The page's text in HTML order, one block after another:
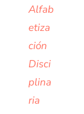
Alfab
etiza
ción
Disci
plina
ria